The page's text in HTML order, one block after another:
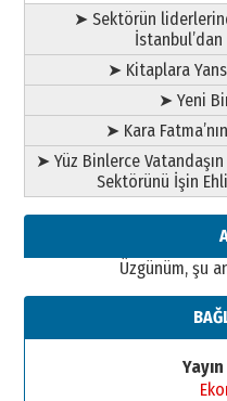
A. Berhan
BİR BÖLÜM
ATATÜRK
28 Temmuz 2026 Salı
Ahmet Gökhan
Ahmed
”Reisimiz”
26 Mart 2026
gönül adamı
Başkan
bir vizyon
02 Ağustos 2026
➤ Sektörün
İstanbul’dan
➤ Kitaplara
➤ Yeni
➤ Kara
➤ Yüz Binlerce
Sektörünü İşin
Üzgünüm, şu